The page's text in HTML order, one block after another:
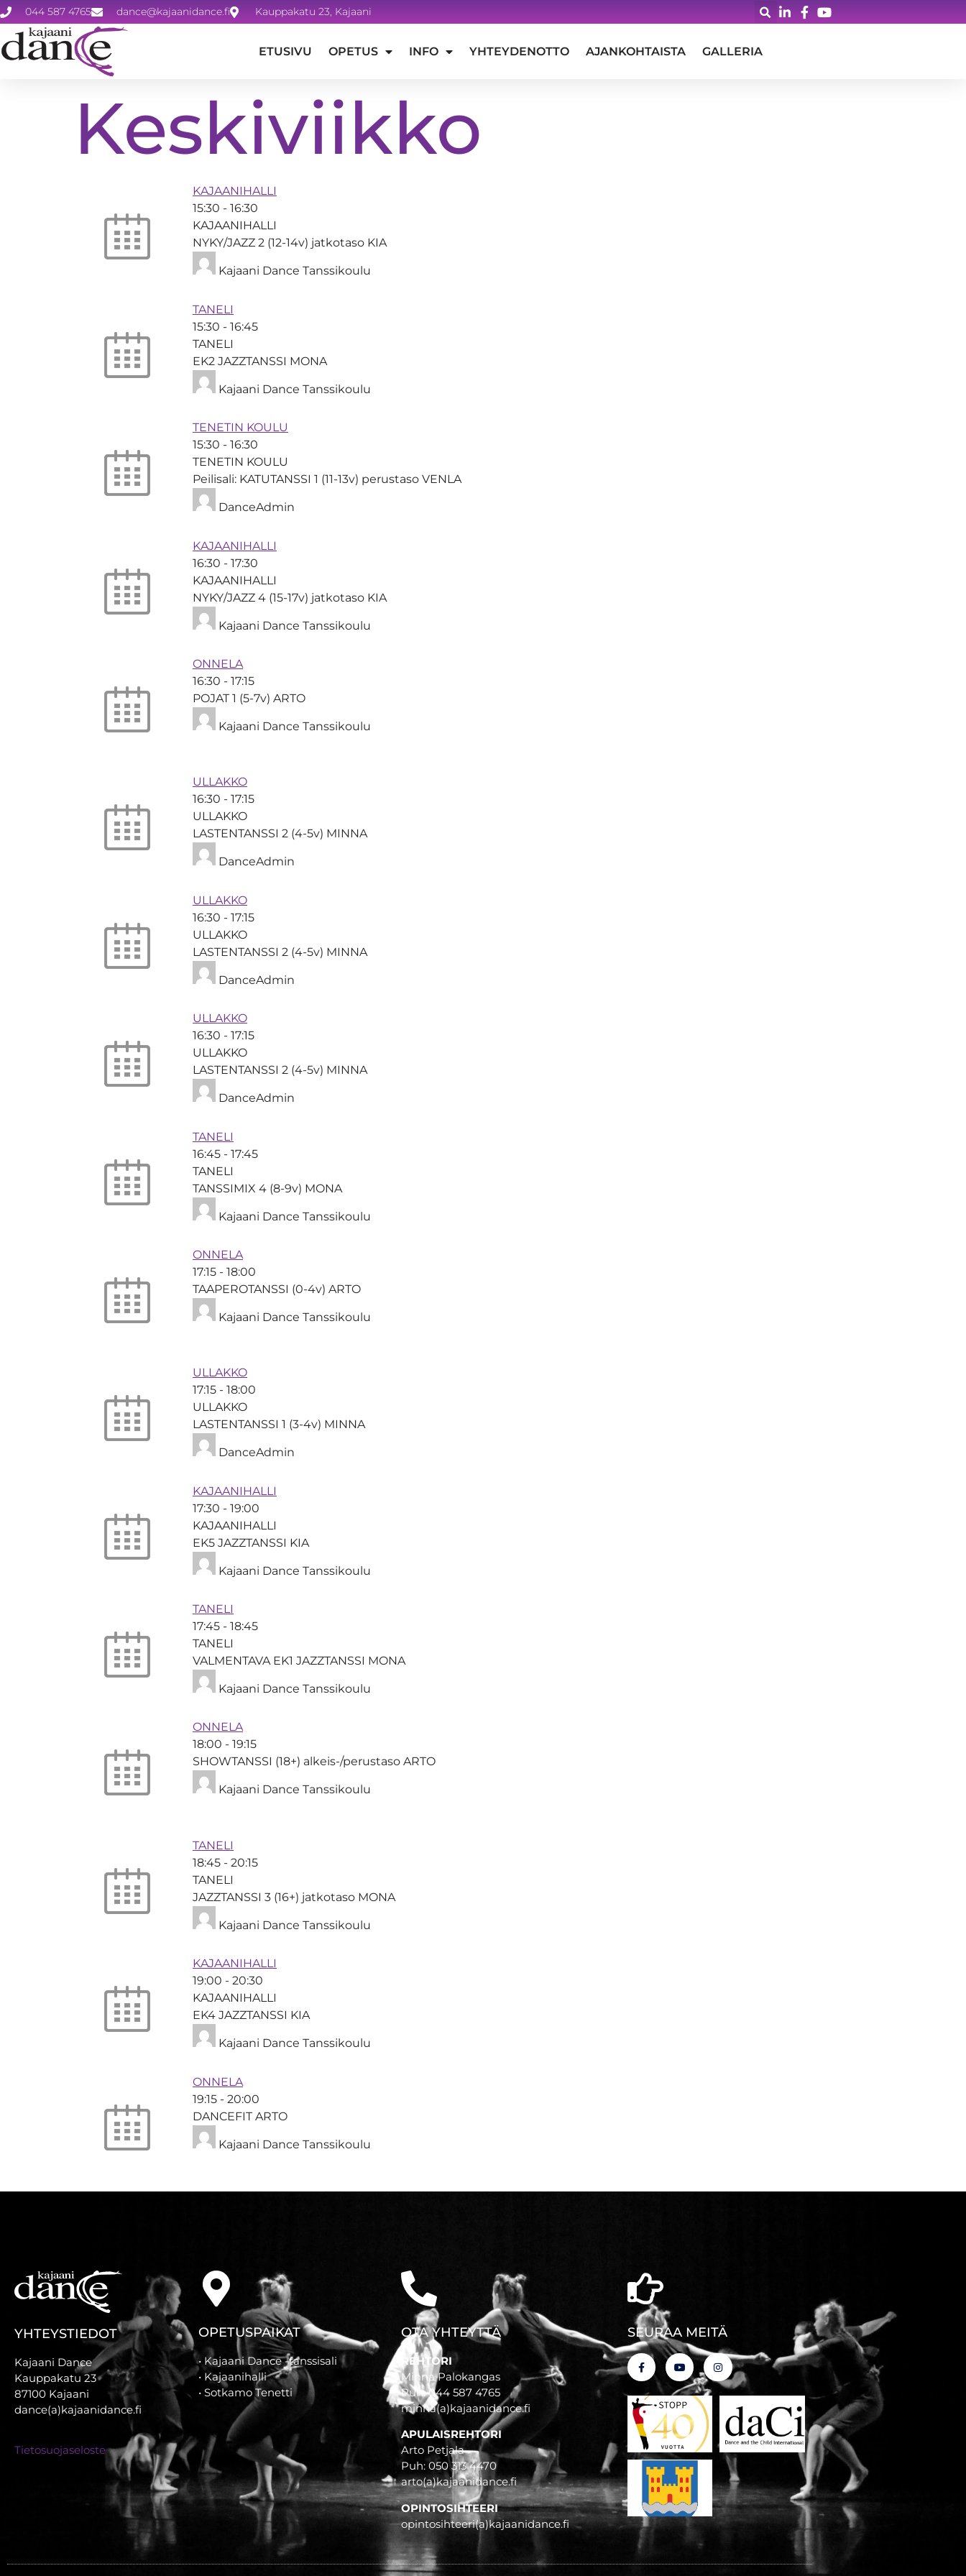
044 587 4765 dance@kajaanidance.fi Kauppakatu 23, Kajaani
ETUSIVU OPETUS INFO YHTEYDENOTTO AJANKOHTAISTA GALLERIA
Keskiviikko
KAJAANIHALLI
15:30 - 16:30
KAJAANIHALLI
NYKY/JAZZ 2 (12-14v) jatkotaso KIA
Kajaani Dance Tanssikoulu
TANELI
15:30 - 16:45
TANELI
EK2 JAZZTANSSI MONA
Kajaani Dance Tanssikoulu
TENETIN KOULU
15:30 - 16:30
TENETIN KOULU
Peilisali: KATUTANSSI 1 (11-13v) perustaso VENLA
DanceAdmin
KAJAANIHALLI
16:30 - 17:30
KAJAANIHALLI
NYKY/JAZZ 4 (15-17v) jatkotaso KIA
Kajaani Dance Tanssikoulu
ONNELA
16:30 - 17:15
POJAT 1 (5-7v) ARTO
Kajaani Dance Tanssikoulu
ULLAKKO
16:30 - 17:15
ULLAKKO
LASTENTANSSI 2 (4-5v) MINNA
DanceAdmin
ULLAKKO
16:30 - 17:15
ULLAKKO
LASTENTANSSI 2 (4-5v) MINNA
DanceAdmin
ULLAKKO
16:30 - 17:15
ULLAKKO
LASTENTANSSI 2 (4-5v) MINNA
DanceAdmin
TANELI
16:45 - 17:45
TANELI
TANSSIMIX 4 (8-9v) MONA
Kajaani Dance Tanssikoulu
ONNELA
17:15 - 18:00
TAAPEROTANSSI (0-4v) ARTO
Kajaani Dance Tanssikoulu
ULLAKKO
17:15 - 18:00
ULLAKKO
LASTENTANSSI 1 (3-4v) MINNA
DanceAdmin
KAJAANIHALLI
17:30 - 19:00
KAJAANIHALLI
EK5 JAZZTANSSI KIA
Kajaani Dance Tanssikoulu
TANELI
17:45 - 18:45
TANELI
VALMENTAVA EK1 JAZZTANSSI MONA
Kajaani Dance Tanssikoulu
ONNELA
18:00 - 19:15
SHOWTANSSI (18+) alkeis-/perustaso ARTO
Kajaani Dance Tanssikoulu
TANELI
18:45 - 20:15
TANELI
JAZZTANSSI 3 (16+) jatkotaso MONA
Kajaani Dance Tanssikoulu
KAJAANIHALLI
19:00 - 20:30
KAJAANIHALLI
EK4 JAZZTANSSI KIA
Kajaani Dance Tanssikoulu
ONNELA
19:15 - 20:00
DANCEFIT ARTO
Kajaani Dance Tanssikoulu
YHTEYSTIEDOT
Kajaani Dance
Kauppakatu 23
87100 Kajaani
dance(a)kajaanidance.fi
Tietosuojaseloste
OPETUSPAIKAT
• Kajaani Dance -tanssisali
• Kajaanihalli
• Sotkamo Tenetti
OTA YHTEYTTÄ
REHTORI
Minna Palokangas
Puh. 044 587 4765
minna(a)kajaanidance.fi
APULAISREHTORI
Arto Petjala
Puh: 050 313 4470
arto(a)kajaanidance.fi
OPINTOSIHTEERI
opintosihteeri(a)kajaanidance.fi
SEURAA MEITÄ